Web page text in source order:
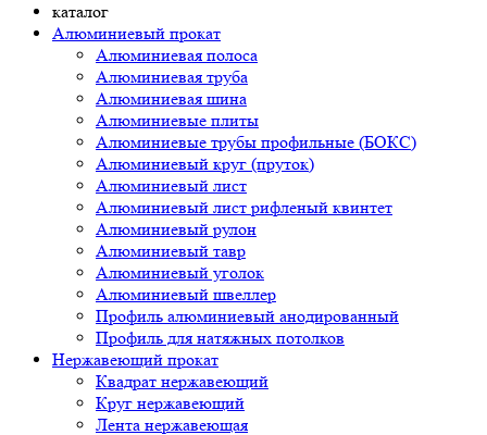
каталог
Алюминиевый прокат
Алюминиевая полоса
Алюминиевая труба
Алюминиевая шина
Алюминиевые плиты
Алюминиевые трубы профильные (БОКС)
Алюминиевый круг (пруток)
Алюминиевый лист
Алюминиевый лист рифленый квинтет
Алюминиевый рулон
Алюминиевый тавр
Алюминиевый уголок
Алюминиевый швеллер
Профиль алюминиевый анодированный
Профиль для натяжных потолков
Нержавеющий прокат
Квадрат нержавеющий
Круг нержавеющий
Лента нержавеющая